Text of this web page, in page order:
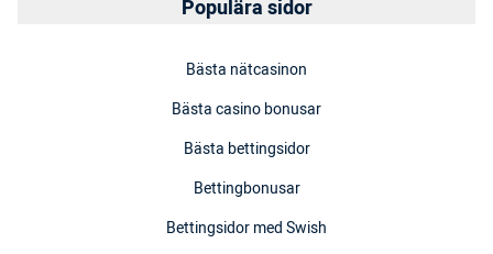
Populära sidor
Bästa nätcasinon
Bästa casino bonusar
Bästa bettingsidor
Bettingbonusar
Bettingsidor med Swish